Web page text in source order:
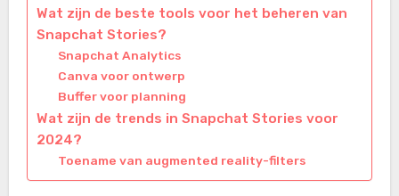
Wat zijn de beste tools voor het beheren van
Snapchat Stories?
Snapchat Analytics
Canva voor ontwerp
Buffer voor planning
Wat zijn de trends in Snapchat Stories voor
2024?
Toename van augmented reality-filters